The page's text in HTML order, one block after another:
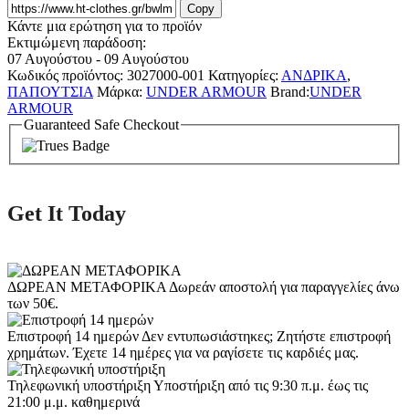
Copy
Κάντε μια ερώτηση για το προϊόν
Εκτιμώμενη παράδοση:
07 Αυγούστου - 09 Αυγούστου
Κωδικός προϊόντος: 3027000-001 Κατηγορίες: ΑΝΔΡΙΚΑ,
ΠΑΠΟΥΤΣΙΑ Μάρκα: UNDER ARMOUR Brand:UNDER
ARMOUR
Guaranteed Safe Checkout
Get It Today
ΔΩΡΕΑΝ ΜΕΤΑΦΟΡΙΚΑ Δωρεάν αποστολή για παραγγελίες άνω
των 50€.
Επιστροφή 14 ημερών Δεν εντυπωσιάστηκες; Ζητήστε επιστροφή
χρημάτων. Έχετε 14 ημέρες για να ραγίσετε τις καρδιές μας.
Τηλεφωνική υποστήριξηΥποστήριξη από τις 9:30 π.μ. έως τις
21:00 μ.μ. καθημερινά